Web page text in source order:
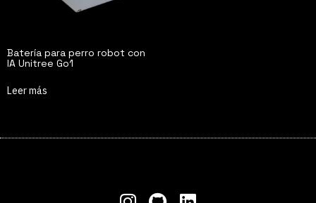
Batería para perro robot con
IA Unitree Go1
Leer más